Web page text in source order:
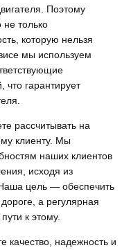
Поэтому
только
которую нельзя
мы используем
что гарантирует
рассчитывать на
клиенту. Мы
наших клиентов
исходя из
цель — обеспечить
а регулярная
к этому.
качество, надежность и